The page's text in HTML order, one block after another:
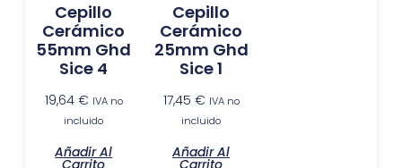
Cepillo
Cerámico
55mm Ghd
Sice 4
19,64 € IVA no
incluido
Añadir Al
Carrito
Cepillo
Cerámico
25mm Ghd
Sice 1
17,45 € IVA no
incluido
Añadir Al
Carrito